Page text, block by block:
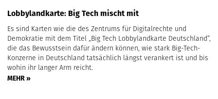
Lobbylandkarte: Big Tech mischt mit
Es sind Karten wie die des Zentrums für Digitalrechte und
Demokratie mit dem Titel „Big Tech Lobbylandkarte Deutschland“,
die das Bewusstsein dafür ändern können, wie stark Big-Tech-
Konzerne in Deutschland tatsächlich längst verankert ist und bis
wohin ihr langer Arm reicht.
MEHR »